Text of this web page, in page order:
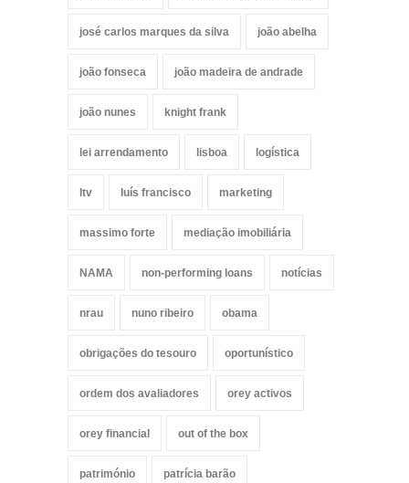
josé carlos marques da silva joão abelha
joão fonseca joão madeira de andrade
joão nunes knight frank
lei arrendamento lisboa logística
ltv luís francisco marketing
massimo forte mediação imobiliária
NAMA non-performing loans notícias
nrau nuno ribeiro obama
obrigações do tesouro oportunístico
ordem dos avaliadores orey activos
orey financial out of the box
património patrícia barão